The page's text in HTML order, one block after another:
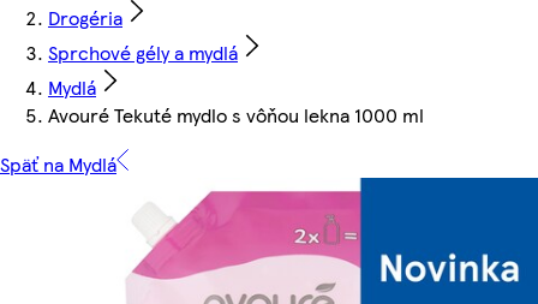
Drogéria
Sprchové gély a mydlá
Mydlá
Avouré Tekuté mydlo s vôňou lekna 1000 ml
Späť na Mydlá